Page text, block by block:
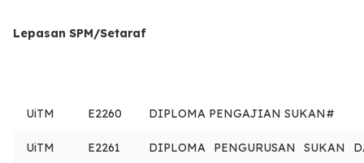
Lepasan SPM/Setaraf
UiTM E2260 DIPLOMA PENGAJIAN SUKAN#
UiTM E2261
DIPLOMA PENGURUSAN SUKAN